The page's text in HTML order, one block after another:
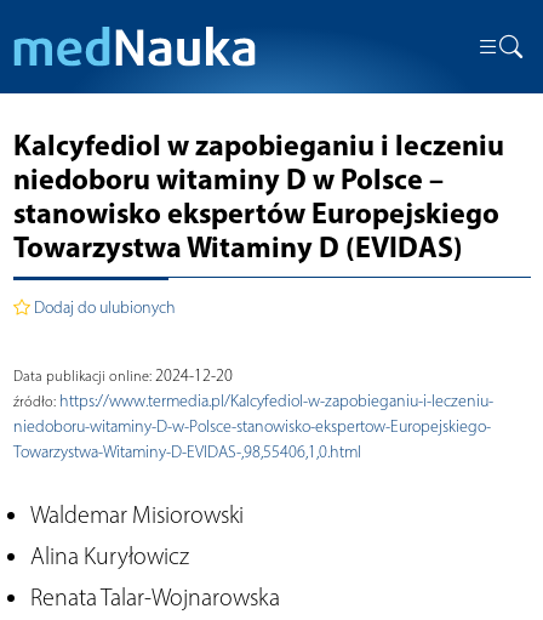
Kalcyfediol w zapobieganiu i leczeniu
niedoboru witaminy D w Polsce –
stanowisko ekspertów Europejskiego
Towarzystwa Witaminy D (EVIDAS)
Dodaj do ulubionych
Data publikacji online:2024-12-20
źródło: https://www.termedia.pl/Kalcyfediol-w-zapobieganiu-i-leczeniu-
niedoboru-witaminy-D-w-Polsce-stanowisko-ekspertow-Europejskiego-
Towarzystwa-Witaminy-D-EVIDAS-,98,55406,1,0.html
Waldemar Misiorowski
Alina Kuryłowicz
Renata Talar-Wojnarowska